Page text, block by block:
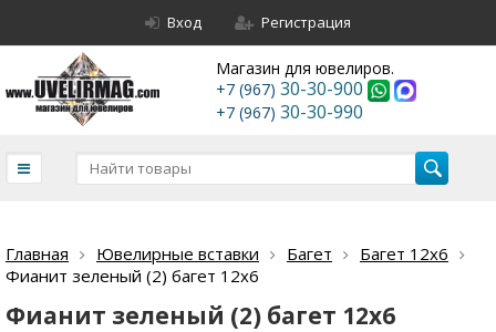
Вход Регистрация
Магазин для ювелиров.
+7 (967) 30-30-900
+7 (967) 30-30-990
Главная Ювелирные вставки Багет
Багет 12х6
Фианит зеленый (2) багет 12х6
Фианит зеленый (2) багет 12х6